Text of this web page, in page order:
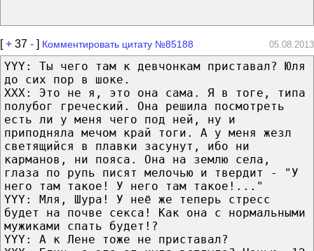
[+ 37 - ] Комментировать цитату №85188 05.08.2013
YYY: Ты чего там к девчонкам приставал? Юля
до сих пор в шоке.
XXX: Это не я, это она сама. Я в тоге, типа
полубог греческий. Она решила посмотреть
есть ли у меня чего под ней, ну и
приподняла мечом край тоги. А у меня жезл
светящийся в плавки засунут, ибо ни
карманов, ни пояса. Она на землю села,
глаза по рупь писят мелочью и твердит - "У
него там такое! У него там такое!..."
YYY: Мля, Шура! У неё же теперь стресс
будет на почве секса! Как она с нормальными
мужиками спать будет!?
YYY: А к Лене тоже не приставал?